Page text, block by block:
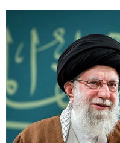
Type and hit enter